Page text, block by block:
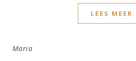
LEES MEER
Maria